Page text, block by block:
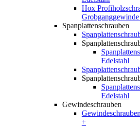
Hox
Spanplattenschrauben
Edelstahl
Edelstahl
Gewindeschrauben
+